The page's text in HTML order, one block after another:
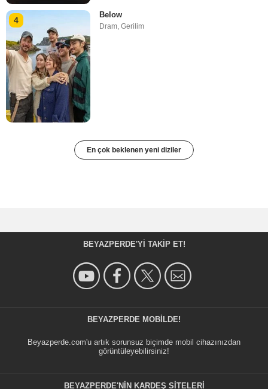
4
Below
Dram ,Gerilim
En çok beklenen yeni diziler
BEYAZPERDE'YI TAKIP ET!
BEYAZPERDE MOBILDE!
Beyazperde.com'u artık sorunsuz biçimde mobil cihazınızdan
görüntüleyebilirsiniz!
BEYAZPERDE'NIN KARDEŞ SİTELERİ